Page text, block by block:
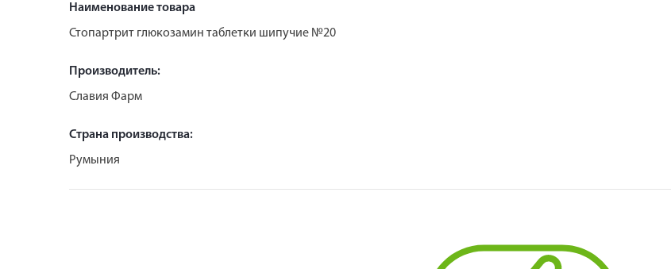
Наименование товара
Стопартрит глюкозамин таблетки шипучие №20
Производитель:
Славия Фарм
Страна производства:
Румыния